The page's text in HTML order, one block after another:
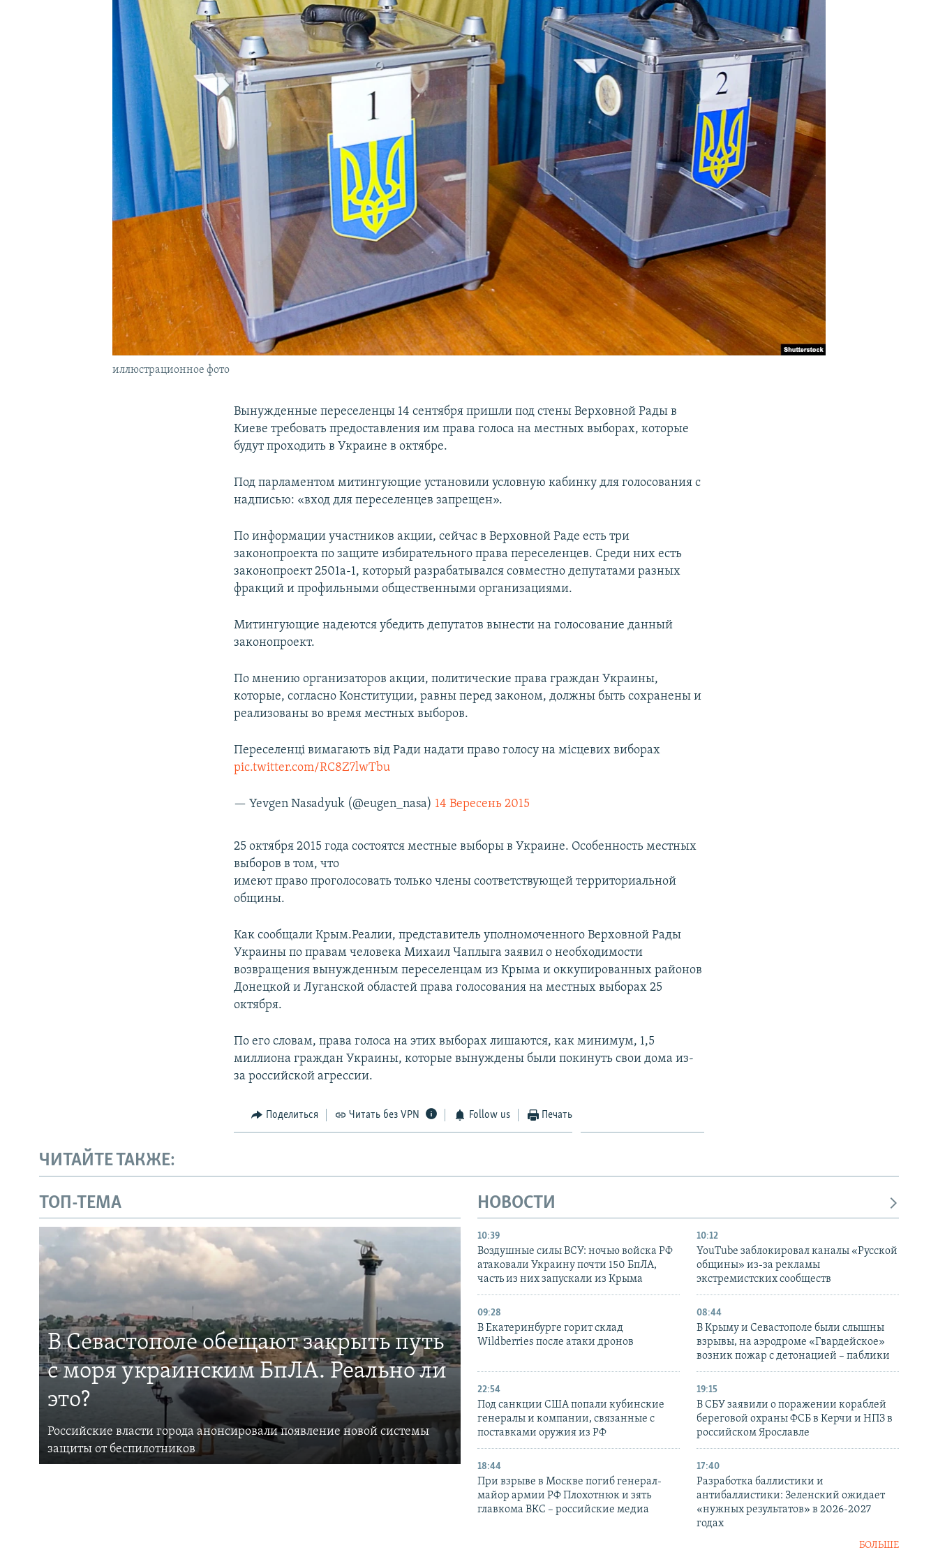
КРЫМ.НЕПОКОРЕННЫЙ
УКРАИНСКАЯ ПРОБЛЕМА КРЫМА
иллюстрационное фото
Вынужденные переселенцы 14 сентября пришли под стены Верховной Рады в
Киеве требовать предоставления им права голоса на местных выборах, которые
будут проходить в Украине в октябре.
Под парламентом митингующие установили условную кабинку для голосования с
надписью: «вход для переселенцев запрещен».
По информации участников акции, сейчас в Верховной Раде есть три
законопроекта по защите избирательного права переселенцев. Среди них есть
законопроект 2501а-1, который разрабатывался совместно депутатами разных
фракций и профильными общественными организациями.
Митингующие надеются убедить депутатов вынести на голосование данный
законопроект.
По мнению организаторов акции, политические права граждан Украины,
которые, согласно Конституции, равны перед законом, должны быть сохранены и
реализованы во время местных выборов.
Переселенці вимагають від Ради надати право голосу на місцевих виборах
pic.twitter.com/RC8Z7lwTbu
— Yevgen Nasadyuk (@eugen_nasa) 14 Вересень 2015
25 октября 2015 года состоятся местные выборы в Украине. Особенность местных
выборов в том, что
имеют право проголосовать только члены соответствующей территориальной
общины.
Как сообщали Крым.Реалии, представитель уполномоченного Верховной Рады
Украины по правам человека Михаил Чаплыга заявил о необходимости
возвращения вынужденным переселенцам из Крыма и оккупированных районов
Донецкой и Луганской областей права голосования на местных выборах 25
октября.
По его словам, права голоса на этих выборах лишаются, как минимум, 1,5
миллиона граждан Украины, которые вынуждены были покинуть свои дома из-
за российской агрессии.
Поделиться Читать без VPN Follow us Печать
ЧИТАЙТЕ ТАКЖЕ:
ТОП-ТЕМА
В Севастополе обещают закрыть путь
с моря украинским БпЛА. Реально ли
это?
Российские власти города анонсировали появление новой системы
защиты от беспилотников
НОВОСТИ
10:39
Воздушные силы ВСУ: ночью войска РФ
атаковали Украину почти 150 БпЛА,
часть из них запускали из Крыма
10:12
YouTube заблокировал каналы «Русской
общины» из-за рекламы
экстремистских сообществ
09:28
В Екатеринбурге горит склад
Wildberries после атаки дронов
08:44
В Крыму и Севастополе были слышны
взрывы, на аэродроме «Гвардейское»
возник пожар с детонацией – паблики
22:54
Под санкции США попали кубинские
генералы и компании, связанные с
поставками оружия из РФ
19:15
В СБУ заявили о поражении кораблей
береговой охраны ФСБ в Керчи и НПЗ в
российском Ярославле
18:44
При взрыве в Москве погиб генерал-
майор армии РФ Плохотнюк и зять
главкома ВКС – российские медиа
17:40
Разработка баллистики и
антибаллистики: Зеленский ожидает
«нужных результатов» в 2026-2027
годах
БОЛЬШЕ